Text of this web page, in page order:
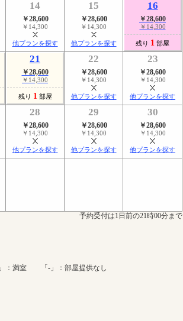
14
￥28,600
￥14,300
他プランを探す
15
￥28,600
￥14,300
他プランを探す
16
￥28,600
￥14,300
残り 1 部屋
21
￥28,600
￥14,300
残り 1 部屋
22
￥28,600
￥14,300
他プランを探す
23
￥28,600
￥14,300
他プランを探す
28
￥28,600
￥14,300
他プランを探す
29
￥28,600
￥14,300
他プランを探す
30
￥28,600
￥14,300
他プランを探す
予約受付は1日前の21時00分まで
」：満室 「-」：部屋提供なし